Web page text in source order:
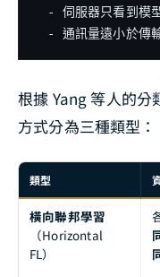
- 伺服器只看到模
根據 Yang 等人的分
方式分為三種類型：
類型
橫向聯邦學習
（Horizontal
FL）